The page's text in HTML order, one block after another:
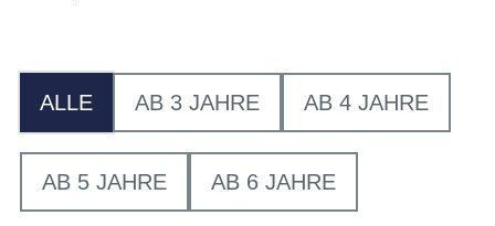
ALLE AB 3 JAHRE AB 4 JAHRE
AB 5 JAHRE AB 6 JAHRE